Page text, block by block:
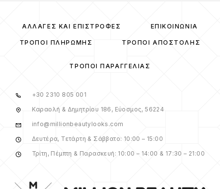
ΑΛΛΑΓΈΣ ΚΑΙ ΕΠΙΣΤΡΟΦΈΣ ΕΠΙΚΟΙΝΩΝΊΑ
ΤΡΌΠΟΙ ΠΛΗΡΩΜΉΣ ΤΡΌΠΟΙ ΑΠΟΣΤΟΛΉΣ
ΤΡΌΠΟΙ ΠΑΡΑΓΓΕΛΊΑΣ
+30 2310 805 001
Καραολή & Δημητρίου 186, Εύοσμος, 56224
info@millionbeautylooks.com
Δευτέρα, Τετάρτη & Σάββατο: 10:00 – 15:00
Τρίτη, Πέμπτη & Παρασκευή: 10:00 – 14:00 & 17:30 – 21:00